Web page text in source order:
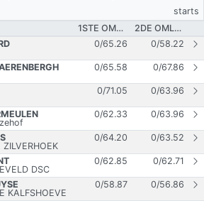
starts
1STE OMLOOP
2DE OMLOOP
0/65.26 0/58.22
0/65.58 0/67.86
0/71.05 0/63.96
0/62.33 0/63.96
0/64.20 0/63.52
DSC
0/62.85 0/62.71
KALFSHOEVE
0/58.87 0/56.86